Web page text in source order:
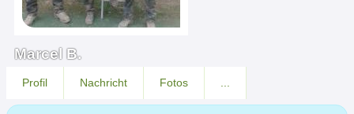
Marcel B.
Profil Nachricht Fotos